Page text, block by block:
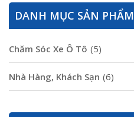
DANH MỤC SẢN PHẨM
Chăm Sóc Xe Ô Tô (5)
Nhà Hàng, Khách Sạn (6)